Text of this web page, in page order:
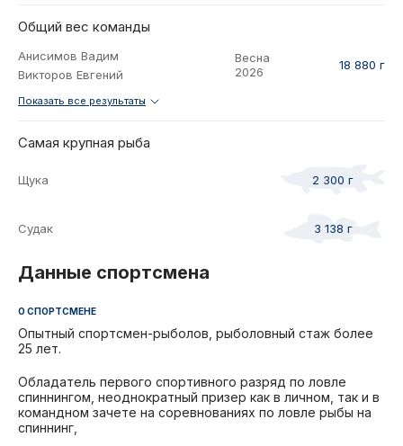
Данные спортсмена
О СПОРТСМЕНЕ
Опытный спортсмен-рыболов, рыболовный стаж более
25 лет.
Обладатель первого спортивного разряд по ловле
спиннингом, неоднократный призер как в личном, так и в
командном зачете на соревнованиях по ловле рыбы на
спиннинг,
Общий вес команды
Анисимов Вадим
Викторов Евгений
Весна
2026
18 880 г
Показать все результаты
Самая крупная рыба
Щука 2 300 г
Судак 3 138 г